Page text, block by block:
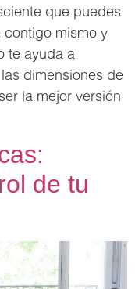
que puedes
mismo y
te ayuda a
dimensiones de
la mejor versión
de tu